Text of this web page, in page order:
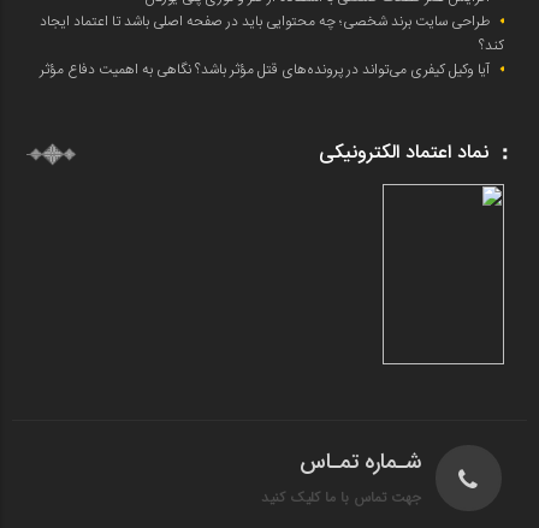
طراحی سایت برند شخصی؛ چه محتوایی باید در صفحه اصلی باشد تا اعتماد ایجاد
کند؟
آیا وکیل کیفری می‌تواند در پرونده‌های قتل مؤثر باشد؟ نگاهی به اهمیت دفاع مؤثر
نماد اعتماد الکترونیکی
شـماره تمـاس
جهت تماس با ما کلیک کنید